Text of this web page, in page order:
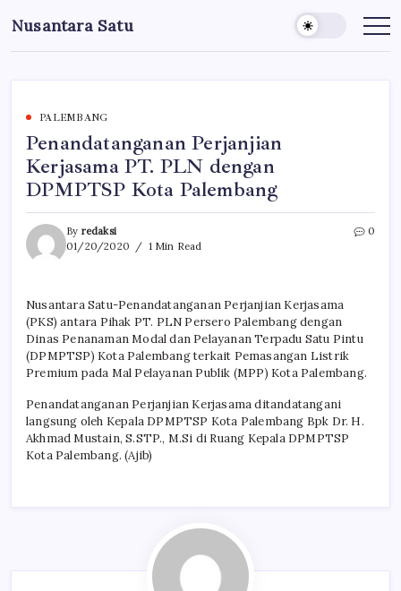
to
content
Nusantara Satu
Berita
Nusantara
PALEMBANG
Penandatanganan Perjanjian
Kerjasama PT. PLN dengan
DPMPTSP Kota Palembang
By redaksi
01/20/2020
1 Min Read
0
Nusantara Satu-Penandatanganan Perjanjian Kerjasama
(PKS) antara Pihak PT. PLN Persero Palembang dengan
Dinas Penanaman Modal dan Pelayanan Terpadu Satu Pintu
(DPMPTSP) Kota Palembang terkait Pemasangan Listrik
Premium pada Mal Pelayanan Publik (MPP) Kota Palembang.
Penandatanganan Perjanjian Kerjasama ditandatangani
langsung oleh Kepala DPMPTSP Kota Palembang Bpk Dr. H.
Akhmad Mustain, S.STP., M.Si di Ruang Kepala DPMPTSP
Kota Palembang. (Ajib)